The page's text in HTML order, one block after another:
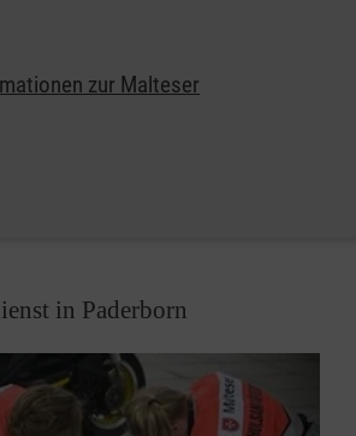
Lippe
zur Malteser
in Paderborn